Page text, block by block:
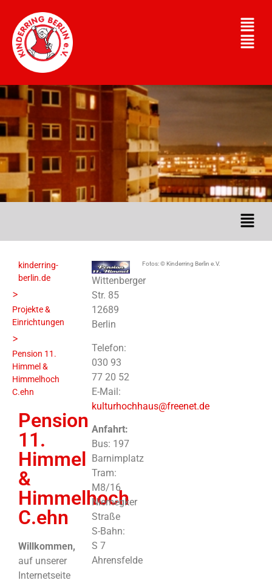
kinderring-
berlin.de
>
Projekte &
Einrichtungen
>
Pension 11.
Himmel &
Himmelhoch
C.ehn
Pension
11.
Himmel
&
Himmelhoch
C.ehn
Willkommen,
auf unserer
Internetseite
Wittenberger
Str. 85
12689
Berlin
Telefon:
030 93
77 20 52
E-Mail:
kulturhochhaus@freenet.de
Anfahrt:
Bus: 197
Barnimplatz
Tram:
M8/16
Niemegker
Straße
S-Bahn:
S 7
Ahrensfelde
Fotos: © Kinderring Berlin e.V.